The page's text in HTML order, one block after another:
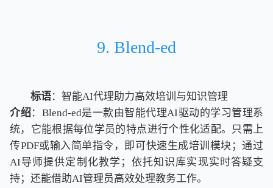
9. Blend-ed
标语：智能AI代理助力高效培训与知识管理
介绍：Blend-ed是一款由智能代理AI驱动的学习管理系
统，它能根据每位学员的特点进行个性化适配。只需上
传PDF或输入简单指令，即可快速生成培训模块；通过
AI导师提供定制化教学；依托知识库实现实时答疑支
持；还能借助AI管理员高效处理教务工作。